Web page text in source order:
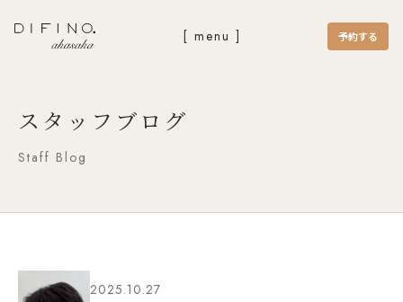
[ menu ] 予約する
スタッフブログ
Staff Blog
2025.10.27